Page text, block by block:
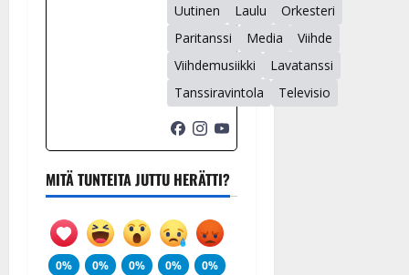
Uutinen
Laulu
Orkesteri
Paritanssi
Media
Viihde
Viihdemusiikki
Lavatanssi
Tanssiravintola
Televisio
MITÄ TUNTEITA JUTTU HERÄTTI?
0%
0%
0%
0%
0%